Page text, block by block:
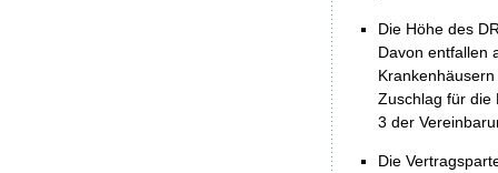
Die Höhe des
Davon entfallen
Zuschlag für die
3 der
Die